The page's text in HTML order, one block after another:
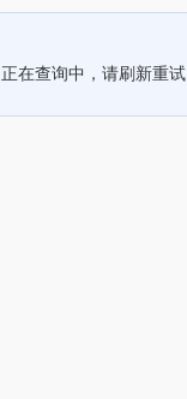
正在查询中，请刷新重试